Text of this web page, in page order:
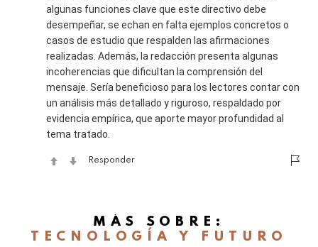
algunas funciones clave que este directivo debe
desempeñar, se echan en falta ejemplos concretos o
casos de estudio que respalden las afirmaciones
realizadas. Además, la redacción presenta algunas
incoherencias que dificultan la comprensión del
mensaje. Sería beneficioso para los lectores contar con
un análisis más detallado y riguroso, respaldado por
evidencia empírica, que aporte mayor profundidad al
tema tratado.
Responder
MÁS SOBRE:
TECNOLOGÍA Y FUTURO